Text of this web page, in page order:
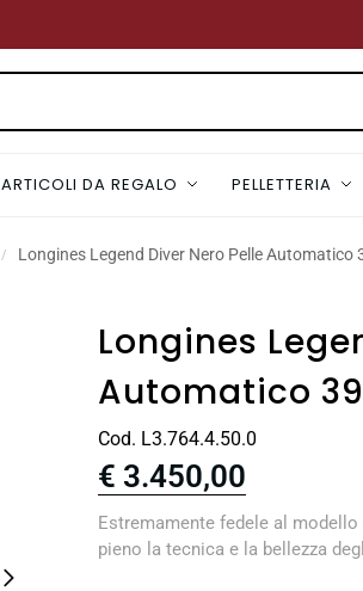
ARTICOLI DA REGALO PELLETTERIA
/ Longines Legend Diver Nero Pelle Automatico
Longines
Automatico
Cod. L3.764.4.50.0
€ 3.450,00
Estremamente fedele al
pieno la tecnica e la bellezza